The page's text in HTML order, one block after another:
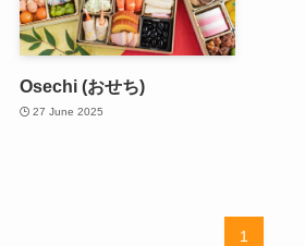
Osechi (おせち)
27 June 2025
1